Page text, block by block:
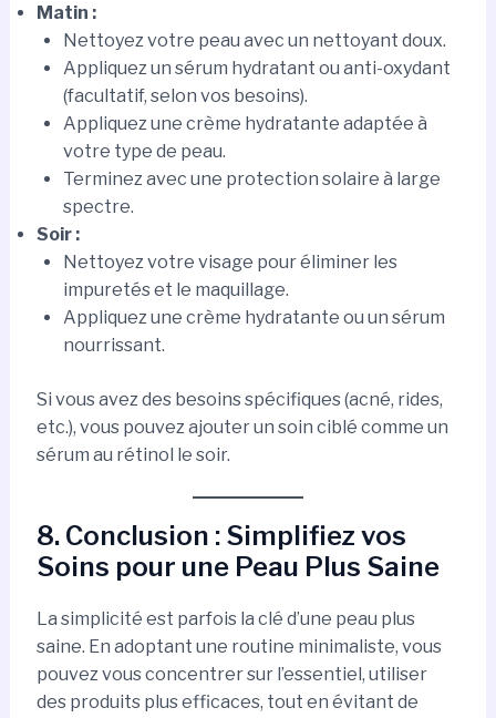
Matin :
Nettoyez votre peau avec un nettoyant doux.
Appliquez un sérum hydratant ou anti-oxydant
(facultatif, selon vos besoins).
Appliquez une crème hydratante adaptée à
votre type de peau.
Terminez avec une protection solaire à large
spectre.
Soir :
Nettoyez votre visage pour éliminer les
impuretés et le maquillage.
Appliquez une crème hydratante ou un sérum
nourrissant.
Si vous avez des besoins spécifiques (acné, rides,
etc.), vous pouvez ajouter un soin ciblé comme un
sérum au rétinol le soir.
8. Conclusion : Simplifiez vos
Soins pour une Peau Plus Saine
La simplicité est parfois la clé d’une peau plus
saine. En adoptant une routine minimaliste, vous
pouvez vous concentrer sur l’essentiel, utiliser
des produits plus efficaces, tout en évitant de